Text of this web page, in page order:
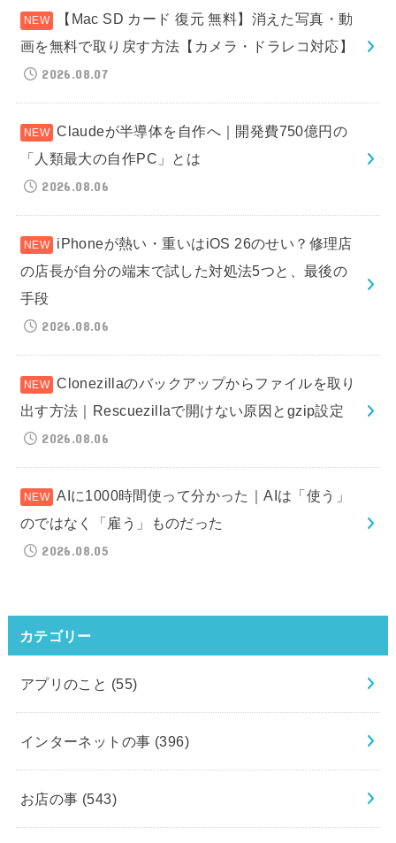
【Mac SD カード 復元 無料】消えた写真・動
画を無料で取り戻す方法【カメラ・ドラレコ対応】
2026.08.07
Claudeが半導体を自作へ｜開発費750億円の
「人類最大の自作PC」とは
2026.08.06
iPhoneが熱い・重いはiOS 26のせい？修理店
の店長が自分の端末で試した対処法5つと、最後の
手段
2026.08.06
Clonezillaのバックアップからファイルを取り
出す方法｜Rescuezillaで開けない原因とgzip設定
2026.08.06
AIに1000時間使って分かった｜AIは「使う」
のではなく「雇う」ものだった
2026.08.05
カテゴリー
アプリのこと (55)
インターネットの事 (396)
お店の事 (543)